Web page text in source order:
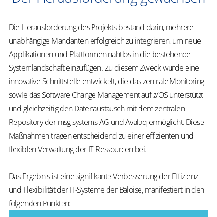
Die Herausforderung des Projekts bestand darin, mehrere
unabhängige Mandanten erfolgreich zu integrieren, um neue
Applikationen und Plattformen nahtlos in die bestehende
Systemlandschaft einzufügen. Zu diesem Zweck wurde eine
innovative Schnittstelle entwickelt, die das zentrale Monitoring
sowie das Software Change Management auf z/OS unterstützt
und gleichzeitig den Datenaustausch mit dem zentralen
Repository der msg systems AG und Avaloq ermöglicht. Diese
Maßnahmen tragen entscheidend zu einer effizienten und
flexiblen Verwaltung der IT-Ressourcen bei.
Das Ergebnis ist eine signifikante Verbesserung der Effizienz
und Flexibilität der IT-Systeme der Baloise, manifestiert in den
folgenden Punkten: